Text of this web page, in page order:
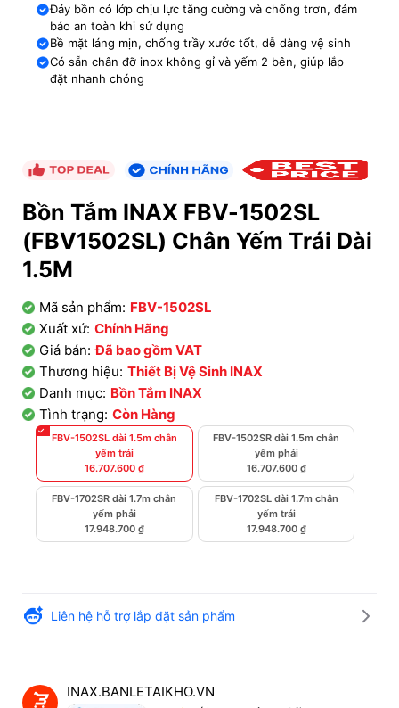
Đáy bồn có lớp chịu lực tăng cường và chống trơn, đảm
bảo an toàn khi sử dụng
Bề mặt láng mịn, chống trầy xước tốt, dễ dàng vệ sinh
Có sẵn chân đỡ inox không gỉ và yếm 2 bên, giúp lắp
đặt nhanh chóng
Bồn Tắm INAX FBV-1502SL
(FBV1502SL) Chân Yếm Trái Dài
1.5M
Mã sản phẩm: FBV-1502SL
Xuất xứ: Chính Hãng
Giá bán: Đã bao gồm VAT
Thương hiệu: Thiết Bị Vệ Sinh INAX
Danh mục: Bồn Tắm INAX
Tình trạng: Còn Hàng
FBV-1502SL dài 1.5m chân
yếm trái
16.707.600 ₫
FBV-1502SR dài 1.5m chân
yếm phải
16.707.600 ₫
FBV-1702SR dài 1.7m chân
yếm phải
17.948.700 ₫
FBV-1702SL dài 1.7m chân
yếm trái
17.948.700 ₫
Liên hệ hỗ trợ lắp đặt sản phẩm
INAX.BANLETAIKHO.VN